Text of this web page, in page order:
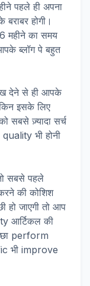
पहले ही अपना
होगी।
महीने का समय
ब्लॉग पे बहुत
देने से ही आपके
इसके लिए
सबसे ज़्यादा सर्च
भी होनी
सबसे पहले
की कोशिश
हो जाएगी तो आप
आर्टिकल की
perform
भी improve